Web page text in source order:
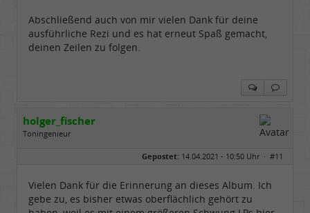
Abschließend auch von mir vielen Dank für deine
ausführliche Rezi und es hat erneut Spaß gemacht,
deinen Zeilen zu folgen.
holger_fischer
Toningenieur
Dabei seit:
04 / 2007
Gepostet: 14.04.2021 - 10:50 Uhr · #11
Vielen Dank für die Erinnerung an dieses Album. Ich
gebe zu, es bisher etwas oberflächlich gehört zu